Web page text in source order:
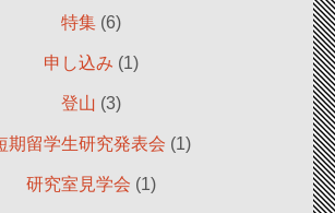
特集(6)
申し込み (1)
登山 (3)
期留学生研究発表会 (1)
研究室見学会 (1)